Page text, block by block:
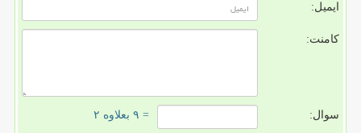
ایمیل:
کامنت:
سوال: = ۹ بعلاوه ۲